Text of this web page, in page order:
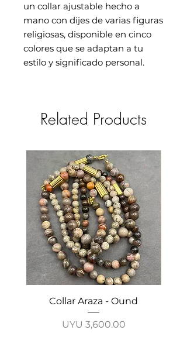
un collar ajustable hecho a
mano con dijes de varias figuras
religiosas, disponible en cinco
colores que se adaptan a tu
estilo y significado personal.
Related Products
Collar Araza - Ound
Price
UYU 3,600.00